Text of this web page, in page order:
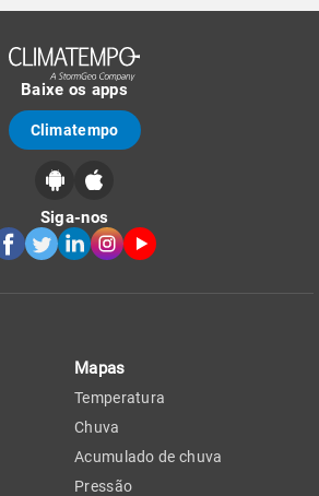
Baixe os apps
Climatempo
Siga-nos
Mapas
Temperatura
Chuva
Acumulado de chuva
Pressão